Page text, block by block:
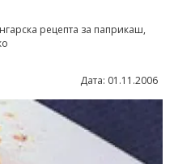
рецепта за паприкаш,
Дата: 01.11.2006